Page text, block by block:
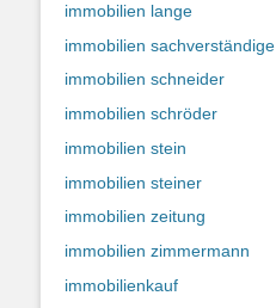
immobilien lange
immobilien sachverständige
immobilien schneider
immobilien schröder
immobilien stein
immobilien steiner
immobilien zeitung
immobilien zimmermann
immobilienkauf